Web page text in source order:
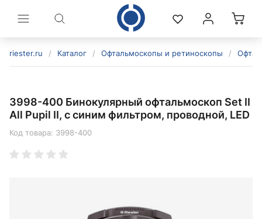
riester.ru / Каталог / Офтальмоскопы и ретиноскопы /
3998-400 Бинокулярный офтальмоскоп Set II
All Pupil II, с синим фильтром, проводной, LED
Код товара: 3998-400
политикой конфиденциальности